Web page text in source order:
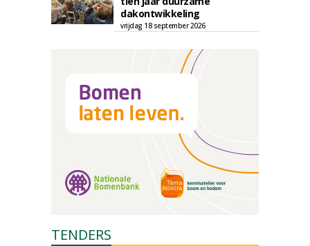
dakontwikkeling
vrijdag 18 september 2026
TENDERS